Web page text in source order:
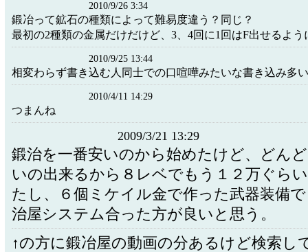
2010/9/26 3:34
鍛冶って鉱石の種類によって難易度違う？同じ？
最初の2種類の金属だけだけど、3、4回に1回はF出せるよう
2010/9/25 13:44
相変わらず書き込む人同士での口喧嘩みたいな書き込み多
2010/4/11 14:29
つまんね
2009/3/21 13:29
鍛治を一番安いのから始めたけど、どん
いの出来るから８レベでもう１２万ぐら
たし、６個ミケイル金で作った武器装備
治屋システム合った方が良いと思う。
↑の方に鍛冶屋の動画の分あるけど検索し